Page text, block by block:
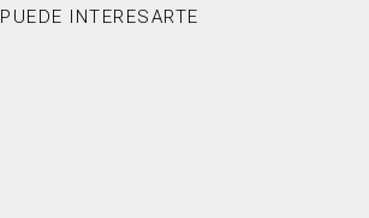
PUEDE INTERESARTE